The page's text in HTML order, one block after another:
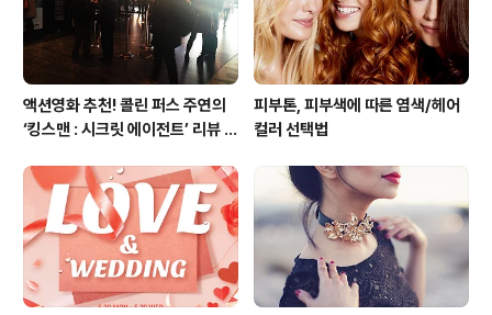
액션영화 추천! 콜린 퍼스 주연의
‘킹스맨 : 시크릿 에이전트’ 리뷰 &
피부톤, 피부색에 따른 염색/헤어
컬러 선택법